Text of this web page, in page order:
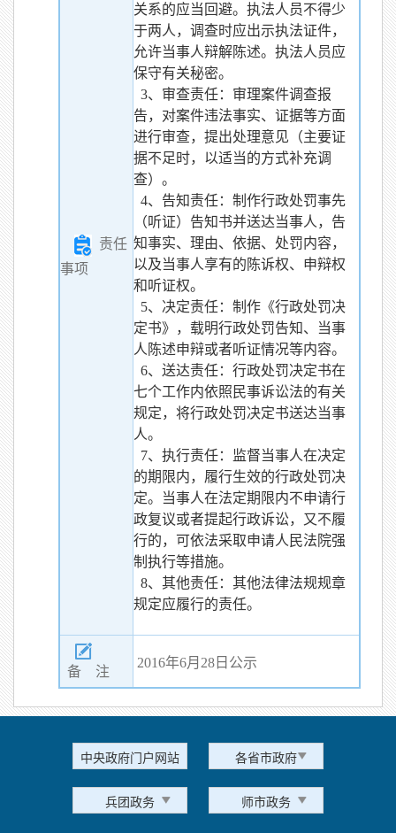
责任
事项
关系的应当回避。执法人员不得少
于两人，调查时应出示执法证件，
允许当事人辩解陈述。执法人员应
保守有关秘密。
3、审查责任：审理案件调查报
告，对案件违法事实、证据等方面
进行审查，提出处理意见（主要证
据不足时，以适当的方式补充调
查）。
4、告知责任：制作行政处罚事先
（听证）告知书并送达当事人，告
知事实、理由、依据、处罚内容，
以及当事人享有的陈诉权、申辩权
和听证权。
5、决定责任：制作《行政处罚决
定书》，载明行政处罚告知、当事
人陈述申辩或者听证情况等内容。
6、送达责任：行政处罚决定书在
七个工作内依照民事诉讼法的有关
规定，将行政处罚决定书送达当事
人。
7、执行责任：监督当事人在决定
的期限内，履行生效的行政处罚决
定。当事人在法定期限内不申请行
政复议或者提起行政诉讼，又不履
行的，可依法采取申请人民法院强
制执行等措施。
8、其他责任：其他法律法规规章
规定应履行的责任。
备 注
2016年6月28日公示
中央政府门户网站 各省市政府
兵团政务 师市政务